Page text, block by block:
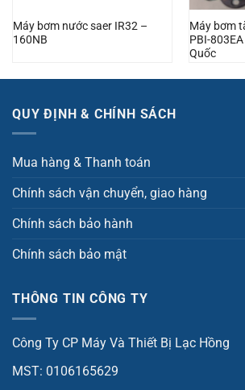
Máy bơm nước saer IR32 –
160NB
Máy bơm
PBI-
Quốc
QUY ĐỊNH & CHÍNH SÁCH
Mua hàng & Thanh toán
Chính sách vận chuyển, giao hàng
Chính sách bảo hành
Chính sách bảo mật
THÔNG TIN CÔNG TY
Công Ty CP Máy Và Thiết Bị Lạc Hồng
MST: 0106165629